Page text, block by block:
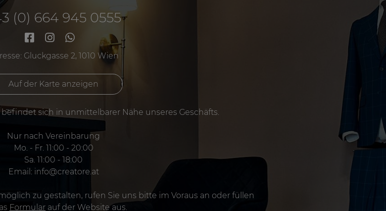
(0) 664 945 0555
Gluckgasse 2, 1010 Wien
Auf der Karte anzeigen
sich in unmittelbarer Nähe unseres Geschäfts.
Nur nach Vereinbarung
Mo. - Fr. 11:00 - 20:00
Sa. 11:00 - 18:00
Email: info@creatore.at
zu gestalten, rufen Sie uns bitte im Voraus an oder füllen
Formular auf der Website aus.